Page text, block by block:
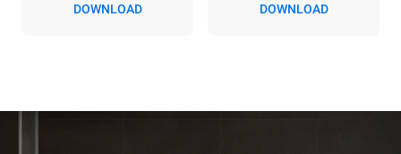
连接到的电网的能源组合；
DOWNLOAD DOWNLOAD